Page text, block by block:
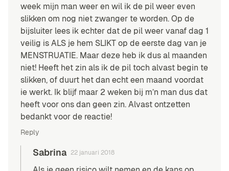
week mijn man weer en wil ik de pil weer even
slikken om nog niet zwanger te worden. Op de
bijsluiter lees ik echter dat de pil weer vanaf dag 1
veilig is ALS je hem SLIKT op de eerste dag van je
MENSTRUATIE. Maar deze heb ik dus al maanden
niet! Heeft het zin als ik de pil toch alvast begin te
slikken, of duurt het dan echt een maand voordat
ie werkt. Ik blijf maar 2 weken bij m’n man dus dat
heeft voor ons dan geen zin. Alvast ontzetten
bedankt voor de reactie!
Reply
Sabrina 22 januari 2018